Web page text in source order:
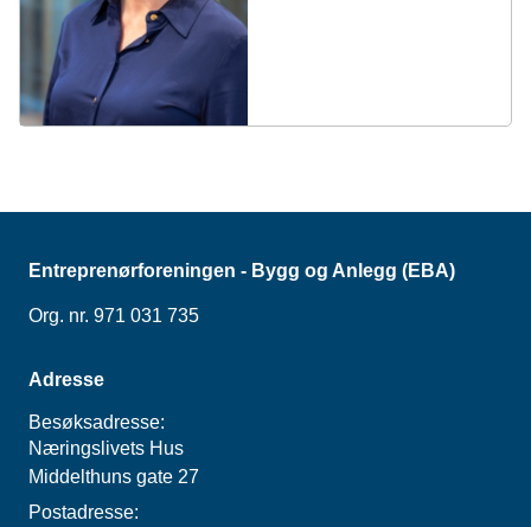
Entreprenørforeningen - Bygg og Anlegg (EBA)
Org. nr. 971 031 735
Adresse
Besøksadresse:
Næringslivets Hus
Middelthuns gate 27
Postadresse: